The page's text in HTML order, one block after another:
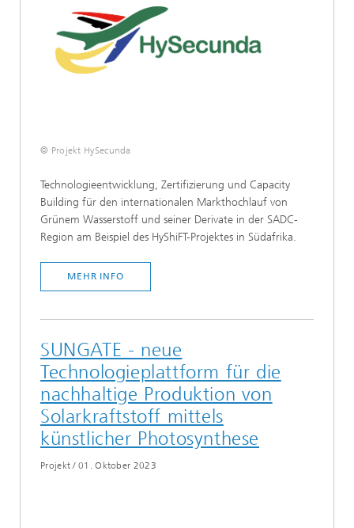
© Projekt HySecunda
Technologieentwicklung, Zertifizierung und Capacity
Building für den internationalen Markthochlauf von
Grünem Wasserstoff und seiner Derivate in der SADC-
Region am Beispiel des HyShiFT-Projektes in Südafrika.
MEHR INFO
SUNGATE - neue
Technologieplattform für die
nachhaltige Produktion von
Solarkraftstoff mittels
künstlicher Photosynthese
Projekt /01. Oktober 2023